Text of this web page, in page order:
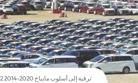
طقم هيكل فاخر لمرسيدس الفئة S W222 2014-2020 ترقية إلى أسلوب مايباخ